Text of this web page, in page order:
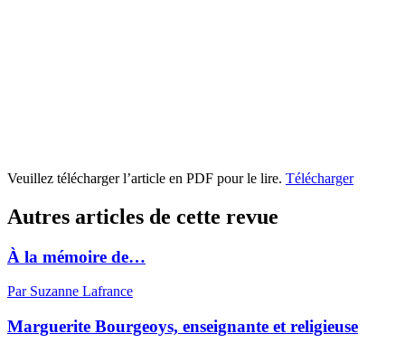
Veuillez télécharger l’article en PDF pour le lire. Télécharger
Autres articles de cette revue
À la mémoire de…
Par Suzanne Lafrance
Marguerite Bourgeoys, enseignante et religieuse